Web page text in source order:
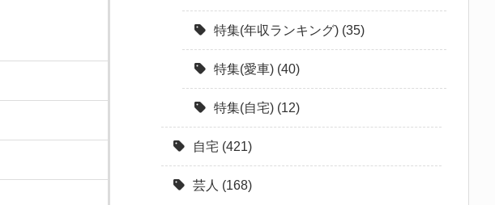
特集(年収ランキング) (35)
特集(愛車) (40)
特集(自宅) (12)
自宅 (421)
芸人 (168)